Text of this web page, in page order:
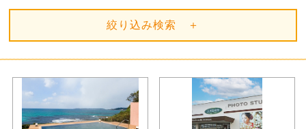
絞り込み検索 ＋